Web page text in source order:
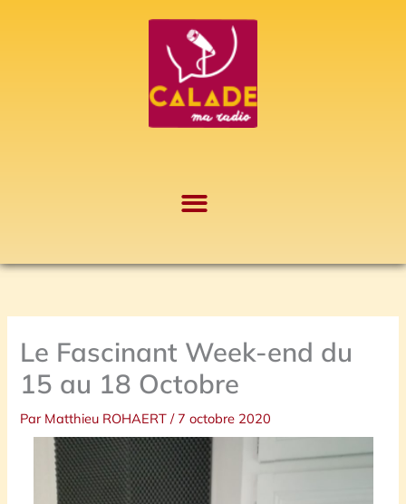
Le Fascinant Week-end du
15 au 18 Octobre
Par Matthieu ROHAERT/ 7 octobre 2020